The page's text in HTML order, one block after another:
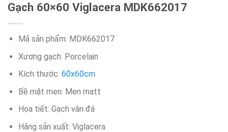
Gạch 60×60 Viglacera MDK662017
Mã sản phẩm: MDK662017
Xương gạch: Porcelain
Kích thước: 60x60cm
Bề mặt men: Men matt
Họa tiết: Gạch vân đá
Hãng sản xuất: Viglacera